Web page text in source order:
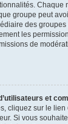
Chaque
groupe peut
des
les
de
et
cliquez sur le lien
Si vous